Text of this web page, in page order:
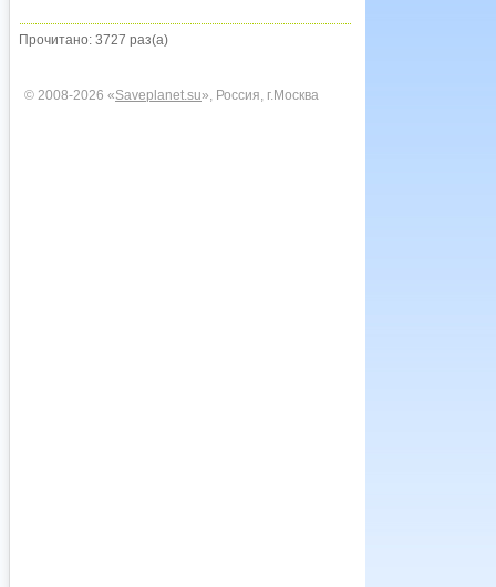
Прочитано: 3727 раз(а)
© 2008-2026 «Saveplanet.su», Россия, г.Москва